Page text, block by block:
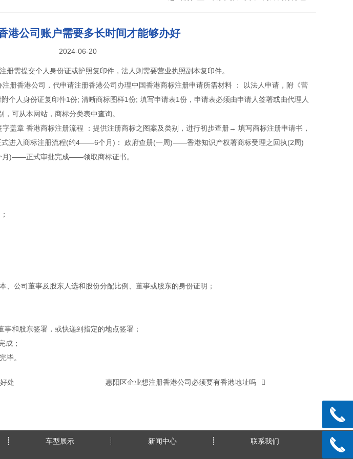
港公司账户需要多长时间才能够办好
2024-06-20
册需提交个人身份证或护照复印件，法人则需要营业执照副本复印件。
册香港公司，代申请注册香港公司办理中国香港商标注册申请所需材料 ： 以法人申请，附《营
个人身份证复印件1份; 清晰商标图样1份; 填写申请表1份，申请表必须由申请人签署或由代理人
可从本网站，商标分类表中查询。
盖章 香港商标注册流程 ：提供注册商标之图案及类别，进行初步查册→ 填写商标注册申请书，
进入商标注册流程(约4——6个月)： 政府查册(一周)——香港知识产权署商标受理之回执(2周)
)——正式审批完成——领取商标证书。
、公司董事及股东人选和股份分配比例、董事或股东的身份证明；
和股东签署，或快递到指定的地点签署；
成；
毕。
处 惠阳区企业想注册香港公司必须要有香港地址吗
车型展示 新闻中心 联系我们